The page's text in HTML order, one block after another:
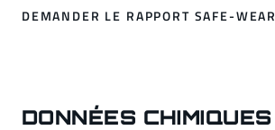
DEMANDER LE RAPPORT SAFE-WEAR
DONNÉES CHIMIQUES